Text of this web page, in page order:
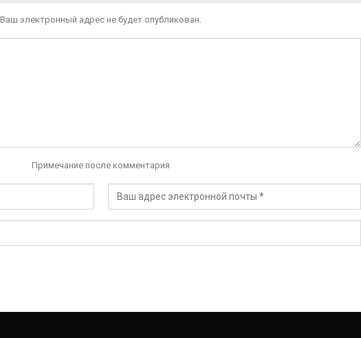
Ваш электронный адрес не будет опубликован.
Примечание после комментария